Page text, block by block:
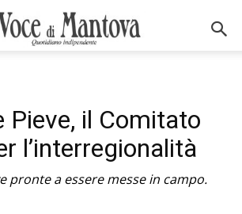
Pieve, il Comitato
l’interregionalità
pronte a essere messe in campo.